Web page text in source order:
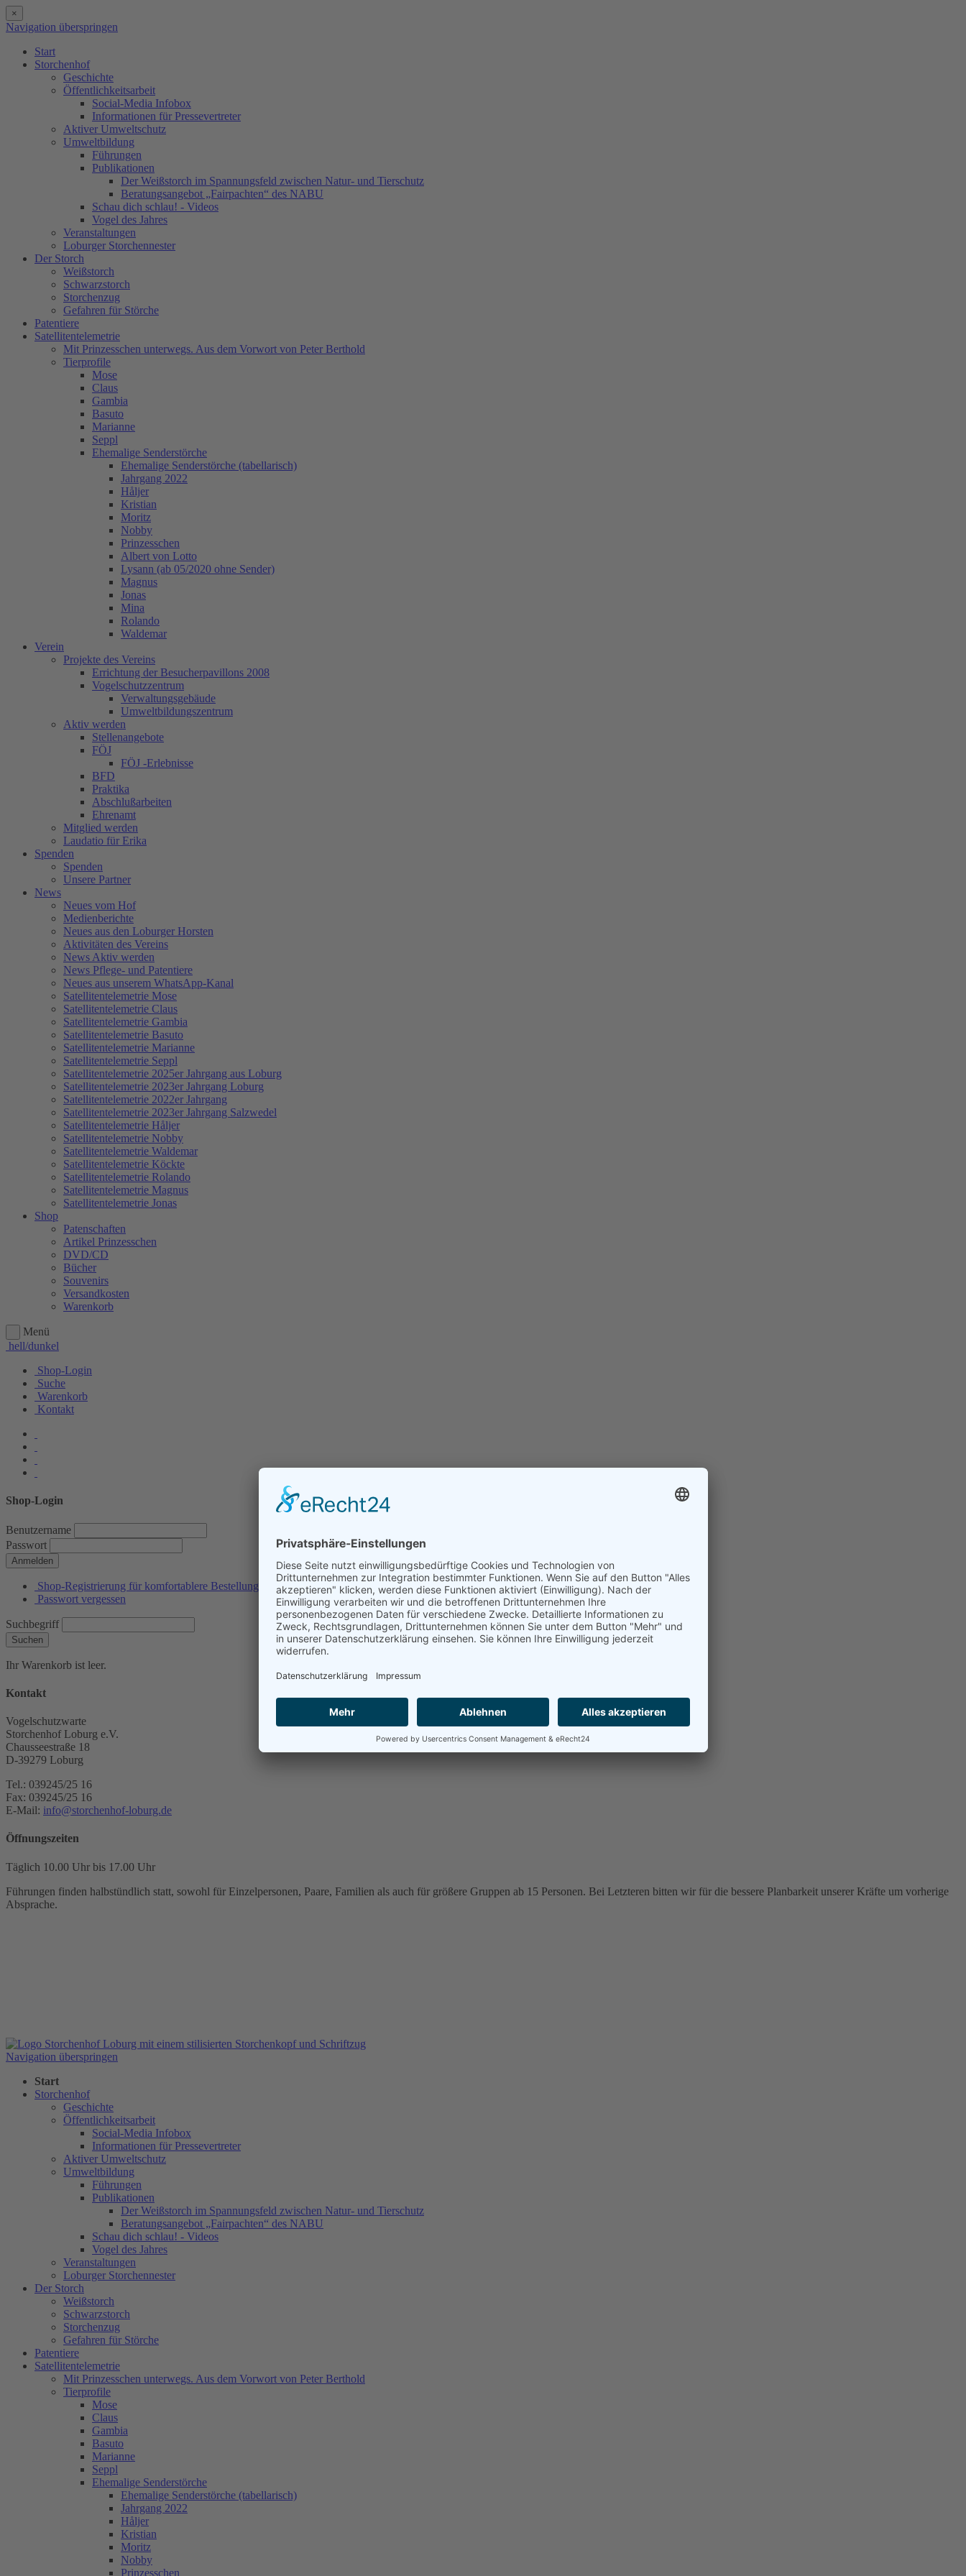
×
Navigation überspringen
Start
Storchenhof
Geschichte
Öffentlichkeitsarbeit
Social-Media Infobox
Informationen für Pressevertreter
Aktiver Umweltschutz
Umweltbildung
Führungen
Publikationen
Der Weißstorch im Spannungsfeld zwischen Natur- und Tierschutz
Beratungsangebot „Fairpachten“ des NABU
Schau dich schlau! - Videos
Vogel des Jahres
Veranstaltungen
Loburger Storchennester
Der Storch
Weißstorch
Schwarzstorch
Storchenzug
Gefahren für Störche
Patentiere
Satellitentelemetrie
Mit Prinzesschen unterwegs. Aus dem Vorwort von Peter Berthold
Tierprofile
Mose
Claus
Gambia
Basuto
Marianne
Seppl
Ehemalige Senderstörche
Ehemalige Senderstörche (tabellarisch)
Jahrgang 2022
Håljer
Kristian
Moritz
Nobby
Prinzesschen
Albert von Lotto
Lysann (ab 05/2020 ohne Sender)
Magnus
Jonas
Mina
Rolando
Waldemar
Verein
Projekte des Vereins
Errichtung der Besucherpavillons 2008
Vogelschutzzentrum
Verwaltungsgebäude
Umweltbildungszentrum
Aktiv werden
Stellenangebote
FÖJ
FÖJ -Erlebnisse
BFD
Praktika
Abschlußarbeiten
Ehrenamt
Mitglied werden
Laudatio für Erika
Spenden
Spenden
Unsere Partner
News
Neues vom Hof
Medienberichte
Neues aus den Loburger Horsten
Aktivitäten des Vereins
News Aktiv werden
News Pflege- und Patentiere
Neues aus unserem WhatsApp-Kanal
Satellitentelemetrie Mose
Satellitentelemetrie Claus
Satellitentelemetrie Gambia
Satellitentelemetrie Basuto
Satellitentelemetrie Marianne
Satellitentelemetrie Seppl
Satellitentelemetrie 2025er Jahrgang aus Loburg
Satellitentelemetrie 2023er Jahrgang Loburg
Satellitentelemetrie 2022er Jahrgang
Satellitentelemetrie 2023er Jahrgang Salzwedel
Satellitentelemetrie Håljer
Satellitentelemetrie Nobby
Satellitentelemetrie Waldemar
Satellitentelemetrie Köckte
Satellitentelemetrie Rolando
Satellitentelemetrie Magnus
Satellitentelemetrie Jonas
Shop
Patenschaften
Artikel Prinzesschen
DVD/CD
Bücher
Souvenirs
Versandkosten
Warenkorb
Menü
hell/dunkel
Shop-Login
Suche
Warenkorb
Kontakt
Shop-Login
Benutzername
Passwort
Anmelden
Shop-Registrierung für komfortablere Bestellungen
Passwort vergessen
Suchbegriff
Suchen
Ihr Warenkorb ist leer.
Kontakt
Vogelschutzwarte
Storchenhof Loburg e.V.
Chausseestraße 18
D-39279 Loburg
Tel.: 039245/25 16
Fax: 039245/25 16
E-Mail: info@storchenhof-loburg.de
Öffnungszeiten
Täglich 10.00 Uhr bis 17.00 Uhr
Führungen finden halbstündlich statt, sowohl für Einzelpersonen, Paare, Familien als auch für größere Gruppen ab 15 Personen. Bei Letzteren bitten wir für die bessere Planbarkeit unserer Kräfte um vorherige
Absprache.
Navigation überspringen
Start
Storchenhof
Geschichte
Öffentlichkeitsarbeit
Social-Media Infobox
Informationen für Pressevertreter
Aktiver Umweltschutz
Umweltbildung
Führungen
Publikationen
Der Weißstorch im Spannungsfeld zwischen Natur- und Tierschutz
Beratungsangebot „Fairpachten“ des NABU
Schau dich schlau! - Videos
Vogel des Jahres
Veranstaltungen
Loburger Storchennester
Der Storch
Weißstorch
Schwarzstorch
Storchenzug
Gefahren für Störche
Patentiere
Satellitentelemetrie
Mit Prinzesschen unterwegs. Aus dem Vorwort von Peter Berthold
Tierprofile
Mose
Claus
Gambia
Basuto
Marianne
Seppl
Ehemalige Senderstörche
Ehemalige Senderstörche (tabellarisch)
Jahrgang 2022
Håljer
Kristian
Moritz
Nobby
Prinzesschen